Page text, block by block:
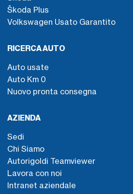
Škoda Plus
Volkswagen Usato Garantito
RICERCA AUTO
Auto usate
Auto Km 0
Nuovo pronta consegna
AZIENDA
Sedi
Chi Siamo
Autorigoldi Teamviewer
Lavora con noi
Intranet aziendale